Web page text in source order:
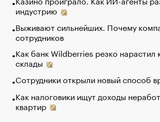
индустрию
Выживают сильнейших. Почему
сотрудников
Как банк Wildberries резко нарастил
склады
Сотрудники открыли новый способ
Как налоговики ищут доходы
квартир